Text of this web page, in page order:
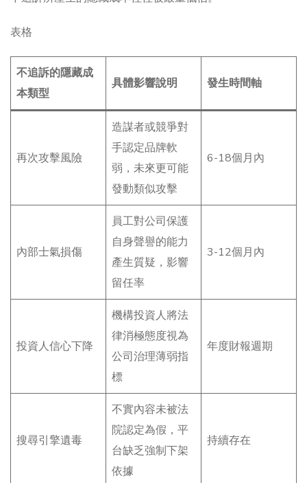
表格
不追訴的隱藏成
本類型
具體影響說明 發生時間軸
再次攻擊風險
造謀者或競爭對
手認定品牌軟
弱，未來更可能
發動類似攻擊
6-18個月內
內部士氣損傷
員工對公司保護
自身聲譽的能力
產生質疑，影響
留任率
3-12個月內
投資人信心下降
機構投資人將法
律消極態度視為
公司治理薄弱指
標
年度財報週期
搜尋引擎遺毒
不實內容未被法
院認定為假，平
台缺乏強制下架
依據
持續存在